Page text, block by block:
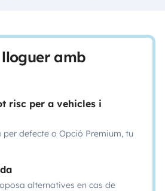
amb
risc per a vehicles i
per defecte o Opció Premium, tu
alternatives en cas de